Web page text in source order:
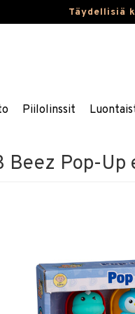
Täydellisiä
Piilolinssit
Beez Pop-Up